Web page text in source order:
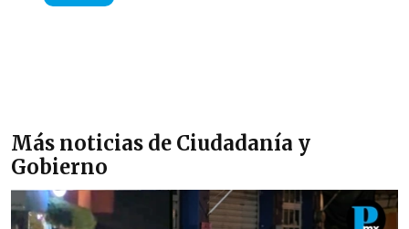
Más noticias de Ciudadanía y
Gobierno